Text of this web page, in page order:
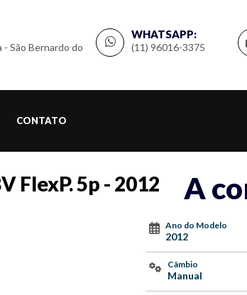
WHATSAPP:
(11) 96016-3375
- São Bernardo do
CONTATO
FlexP. 5p - 2012 A
Ano do Modelo
2012
Câmbio
Manual